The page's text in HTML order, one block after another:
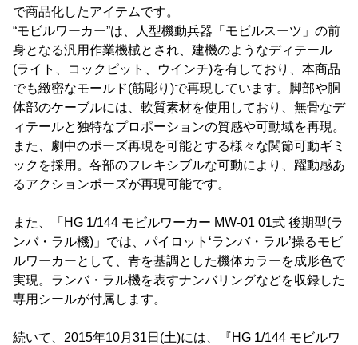
で商品化したアイテムです。
“モビルワーカー”は、人型機動兵器「モビルスーツ」の前
身となる汎用作業機械とされ、建機のようなディテール
(ライト、コックピット、ウインチ)を有しており、本商品
でも緻密なモールド(筋彫り)で再現しています。脚部や胴
体部のケーブルには、軟質素材を使用しており、無骨なデ
ィテールと独特なプロポーションの質感や可動域を再現。
また、劇中のポーズ再現を可能とする様々な関節可動ギミ
ックを採用。各部のフレキシブルな可動により、躍動感あ
るアクションポーズが再現可能です。
また、「HG 1/144 モビルワーカー MW-01 01式 後期型(ラ
ンバ・ラル機)」では、パイロット‘ランバ・ラル’操るモビ
ルワーカーとして、青を基調とした機体カラーを成形色で
実現。ランバ・ラル機を表すナンバリングなどを収録した
専用シールが付属します。
続いて、2015年10月31日(土)には、『HG 1/144 モビルワ